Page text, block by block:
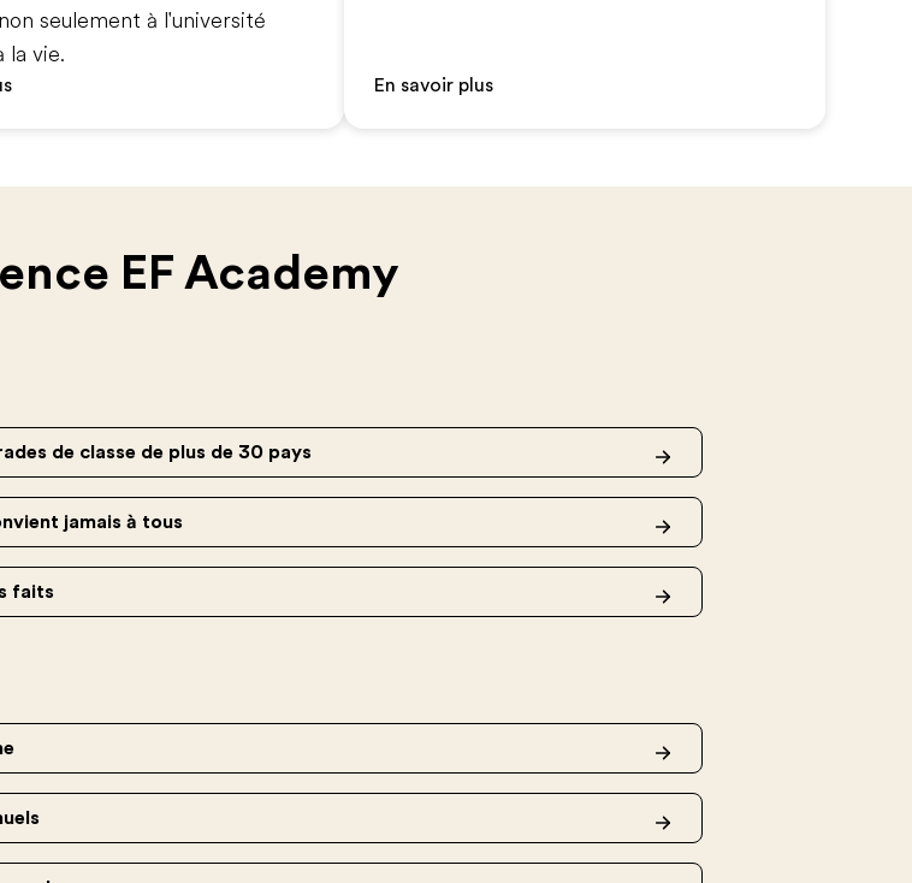
seulement à l'université
la vie.
En savoir plus
EF Academy
de classe de plus de 30 pays
jamais à tous
faits